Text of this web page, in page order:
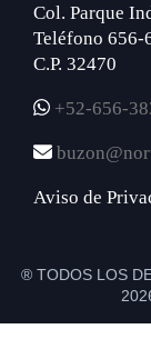
Col. Parque
Teléfono 656-
C.P. 32470
+52-656-
Aviso de
® TODOS LOS